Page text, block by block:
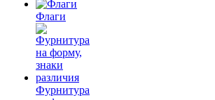
Флаги
Фурнитура